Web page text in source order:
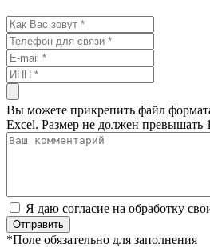
Вы можете прикрепить файл
Excel. Размер не должен превышать
Я даю согласие на обработку
*Поле обязательно для заполнения